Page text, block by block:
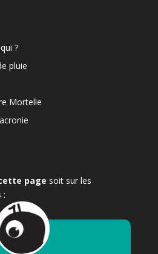
?
pluie
Mortelle
page soit sur les
: